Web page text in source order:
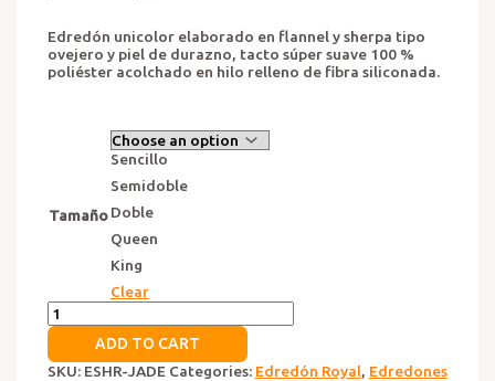
Edredón unicolor elaborado en flannel y sherpa tipo
ovejero y piel de durazno, tacto súper suave 100 %
poliéster acolchado en hilo relleno de fibra siliconada.
Tamaño
Sencillo
Semidoble
Doble
Queen
King
Clear
Edredón
Royal
quantity
ADD TO CART
SKU: ESHR-JADE Categories: Edredón Royal, Edredones